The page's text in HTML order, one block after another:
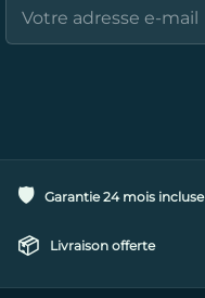
🛡️ Garantie 24 mois incluse
📦 Livraison offerte